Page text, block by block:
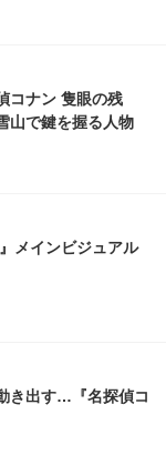
コナン 隻眼の残
で鍵を握る人物
メインビジュアル
き出す…『名探偵コ